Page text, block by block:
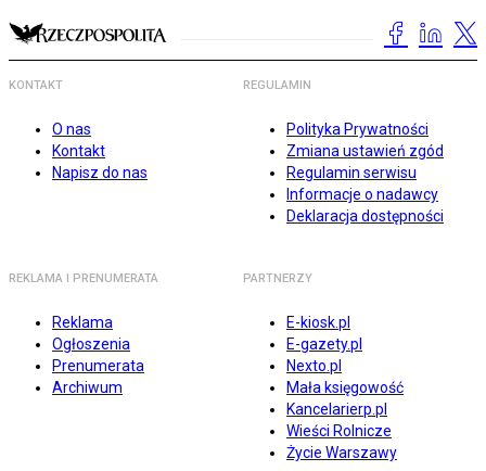
KONTAKT
O nas
Kontakt
Napisz do nas
REGULAMIN
Polityka Prywatności
Zmiana ustawień zgód
Regulamin serwisu
Informacje o nadawcy
Deklaracja dostępności
REKLAMA I PRENUMERATA
Reklama
Ogłoszenia
Prenumerata
Archiwum
PARTNERZY
E-kiosk.pl
E-gazety.pl
Nexto.pl
Mała księgowość
Kancelarierp.pl
Wieści Rolnicze
Życie Warszawy